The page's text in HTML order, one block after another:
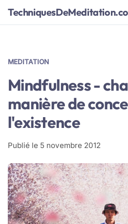
MEDITATION
Mindfulness -
manière de
l'existence
Publié le 5 novembre 2012